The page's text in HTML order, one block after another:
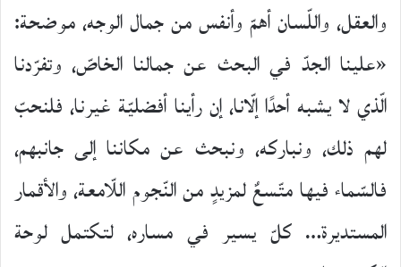
والعقل، واللّسان أهمّ وأنفس من جمال الوجه، موضحة:
«علينا الجدّ في البحث عن جمالنا الخاصّ، وتفرّدنا
الّذي لا يشبه أحدًا إلّانا، إن رأينا أفضليّة غيرنا، فلنحبّ
لهم ذلك، ونباركه، ونبحث عن مكاننا إلى جانبهم،
فالسّماء فيها متّسعٌ لمزيدٍ من النّجوم اللّامعة، والأقمار
المستديرة… كلّ يسير في مساره، لتكتمل لوحة